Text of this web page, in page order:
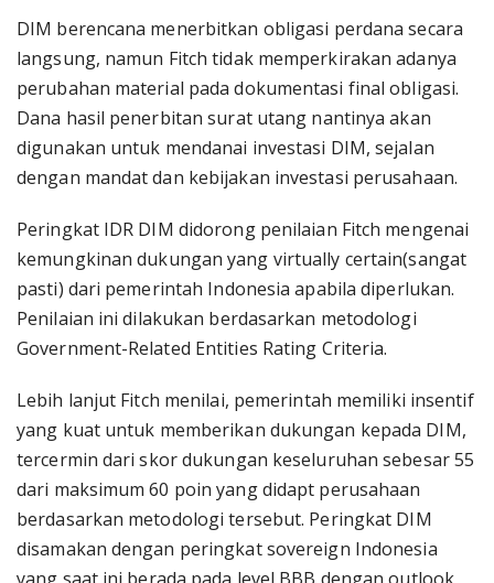
DIM berencana menerbitkan obligasi perdana secara
langsung, namun Fitch tidak memperkirakan adanya
perubahan material pada dokumentasi final obligasi.
Dana hasil penerbitan surat utang nantinya akan
digunakan untuk mendanai investasi DIM, sejalan
dengan mandat dan kebijakan investasi perusahaan.
Peringkat IDR DIM didorong penilaian Fitch mengenai
kemungkinan dukungan yang virtually certain(sangat
pasti) dari pemerintah Indonesia apabila diperlukan.
Penilaian ini dilakukan berdasarkan metodologi
Government-Related Entities Rating Criteria.
Lebih lanjut Fitch menilai, pemerintah memiliki insentif
yang kuat untuk memberikan dukungan kepada DIM,
tercermin dari skor dukungan keseluruhan sebesar 55
dari maksimum 60 poin yang didapt perusahaan
berdasarkan metodologi tersebut. Peringkat DIM
disamakan dengan peringkat sovereign Indonesia